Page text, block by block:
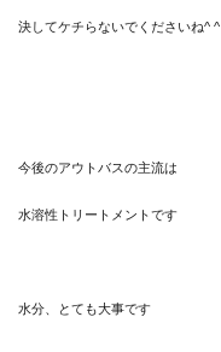
決してケチらないでくださいね^ ^
今後のアウトバスの主流は
水溶性トリートメントです
水分、とても大事です